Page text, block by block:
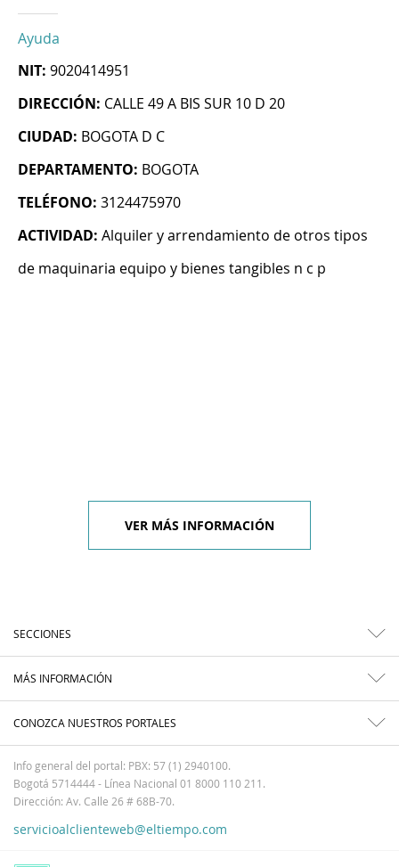
Ayuda
NIT: 9020414951
DIRECCIÓN: CALLE 49 A BIS SUR 10 D 20
CIUDAD: BOGOTA D C
DEPARTAMENTO: BOGOTA
TELÉFONO: 3124475970
ACTIVIDAD: Alquiler y arrendamiento de otros tipos
de maquinaria equipo y bienes tangibles n c p
VER MÁS INFORMACIÓN
SECCIONES
MÁS INFORMACIÓN
CONOZCA NUESTROS PORTALES
Info general del portal: PBX: 57 (1) 2940100.
Bogotá 5714444 - Línea Nacional 01 8000 110 211.
Dirección: Av. Calle 26 # 68B-70.
servicioalclienteweb@eltiempo.com